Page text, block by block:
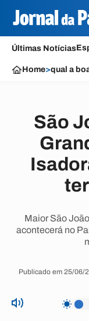
Últimas Notícias
Home>qual a
São
Maior São
acontecerá no
Publicado em 25/06/